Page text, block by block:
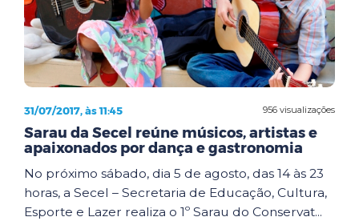
956 visualizações
31/07/2017, às 11:45
Sarau da Secel reúne músicos, artistas e
apaixonados por dança e gastronomia
No próximo sábado, dia 5 de agosto, das 14 às 23
horas, a Secel – Secretaria de Educação, Cultura,
Esporte e Lazer realiza o 1º Sarau do Conservat...